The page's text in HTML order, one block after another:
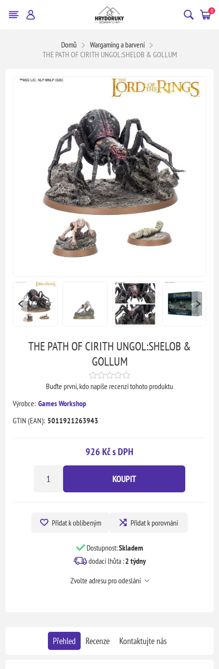
0
Domů
Wargaming a barvení
THE PATH OF CIRITH UNGOL:SHELOB & GOLLUM
THE PATH OF CIRITH UNGOL:SHELOB &
GOLLUM
Buďte první, kdo napíše recenzi tohoto produktu
Výrobce: Games Workshop
GTIN (EAN): 5011921263943
926 Kč s DPH
KOUPIT
Přidat k oblíbeným Přidat k porovnání
Dostupnost:Skladem
dodací lhůta :2 týdny
Zvolte adresu pro odeslání
Přehled Recenze Kontaktujte nás